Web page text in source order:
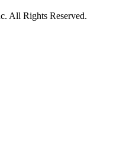
All Rights Reserved.